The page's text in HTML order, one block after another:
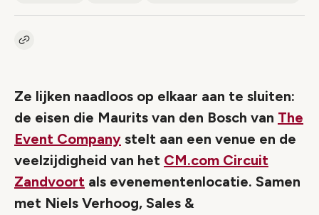
Kopieer link naar artikel
Ze lijken naadloos op elkaar aan te sluiten:
de eisen die Maurits van den Bosch van The
Event Company stelt aan een venue en de
veelzijdigheid van het CM.com Circuit
Zandvoort als evenementenlocatie. Samen
met Niels Verhoog, Sales &